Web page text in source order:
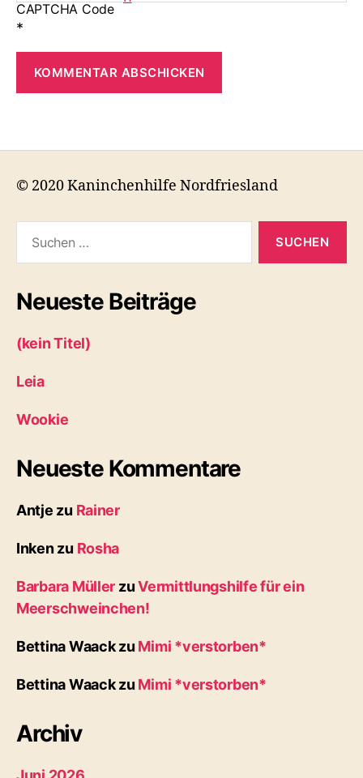
CAPTCHA Code
*
© 2020 Kaninchenhilfe Nordfriesland
nach:
Neueste Beiträge
(kein Titel)
Leia
Wookie
Neueste Kommentare
Antje zu Rainer
Inkenzu Rosha
Barbara Müller zuVermittlungshilfe für ein
Meerschweinchen!
Bettina Waackzu Mimi *verstorben*
Bettina Waackzu Mimi *verstorben*
Archiv